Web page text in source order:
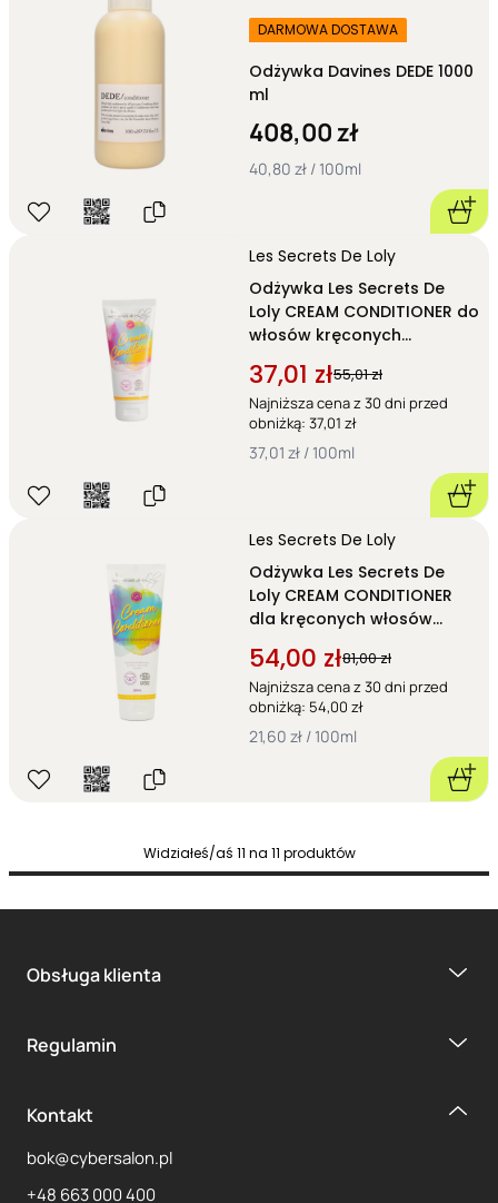
DARMOWA DOSTAWA
Odżywka Davines DEDE 1000
ml
408,00 zł
40,80 zł / 100ml
Les Secrets De Loly
Odżywka Les Secrets De
Loly CREAM CONDITIONER do
włosów kręconych
lekkość 100 ml
37,01 zł55,01 zł
Najniższa cena z 30 dni przed
obniżką: 37,01 zł
37,01 zł / 100ml
Les Secrets De Loly
Odżywka Les Secrets De
Loly CREAM CONDITIONER
dla kręconych włosów
lekkość 250 ml
54,00 zł81,00 zł
Najniższa cena z 30 dni przed
obniżką: 54,00 zł
21,60 zł / 100ml
Widziałeś/aś 11 na 11 produktów
Obsługa klienta
Regulamin
Kontakt
bok@cybersalon.pl
+48 663 000 400